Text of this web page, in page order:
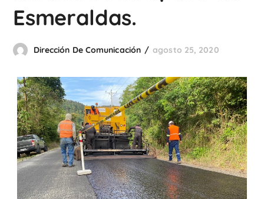
Esmeraldas.
Dirección De Comunicación agosto 25, 2020